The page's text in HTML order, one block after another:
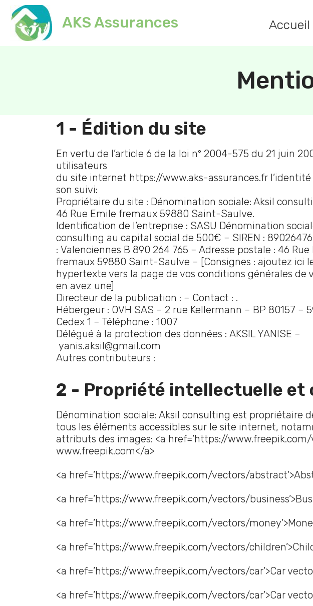
AKS Assurances Accueil
1 - Édition du site
En vertu de l’article 6 de la loi n° 2004-575 du 21 juin
utilisateurs
du site internet https://www.aks-assurances.fr
son suivi:
Propriétaire du site : Dénomination sociale: Aksil
46 Rue Emile fremaux 59880 Saint-Saulve.
Identification de l’entreprise : SASU Dénomination
consulting au capital social de 500€ – SIREN :
: Valenciennes B 890 264 765 – Adresse postale : 46 Rue
fremaux 59880 Saint-Saulve – [Consignes : ajoutez ici
hypertexte vers la page de vos conditions générales de
en avez une]
Directeur de la publication : – Contact : .
Hébergeur : OVH SAS – 2 rue Kellermann – BP 80157 –
Cedex 1 – Téléphone : 1007
Délégué à la protection des données : AKSIL YANISE –
yanis.aksil@gmail.com
Autres contributeurs :
2 - Propriété intellectuelle et
Dénomination sociale: Aksil consulting est propriétaire
tous les éléments accessibles sur le site internet,
attributs des images: <a href=’https://
www.freepik.com</a>
<a href=’https://www.freepik.com/vectors/
<a href=’https://www.freepik.com/vectors/
<a href=’https://www.freepik.com/vectors/
<a href=’https://www.freepik.com/vectors/
<a href=’https://www.freepik.com/vectors/car’>Car
<a href=’https://www.freepik.com/vectors/car’>Car